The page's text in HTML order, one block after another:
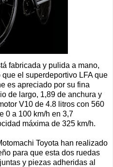
fabricada y pulida a mano,
el superdeportivo LFA que
es apreciado por su fina
de largo, 1,89 de anchura y
V10 de 4.8 litros con 560
0 a 100 km/h en 3,7
máxima de 325 km/h.
Toyota han realizado
para que esta dos ruedas
y piezas adheridas al